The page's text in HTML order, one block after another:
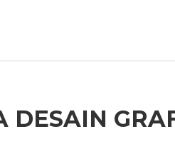
DESAIN